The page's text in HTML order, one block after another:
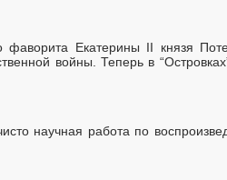
Екатерины II князя
войны. Теперь в
научная работа по